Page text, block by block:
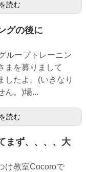
読む
グの後に
ループトレーニン
まを募りまして
したよ。(いきなり
ん。)場...
読む
まず、、、、大
け教室Cocoroで